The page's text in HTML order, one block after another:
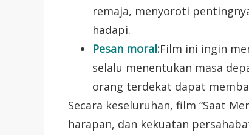
remaja, menyoroti
hadapi.
Pesan moral:Film ini ingin
selalu menentukan masa
orang terdekat dapat
Secara keseluruhan, film “Saat
harapan, dan kekuatan